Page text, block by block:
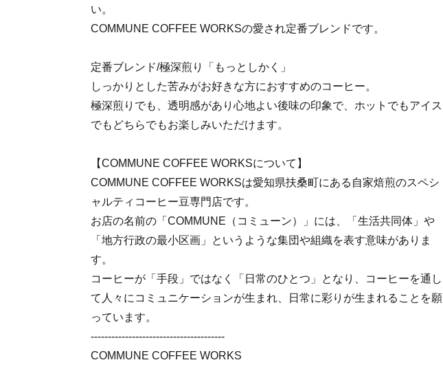
い。
COMMUNE COFFEE WORKSの愛され定番ブレンドです。
定番ブレンド/極深煎り「もっとしかく」
しっかりとした苦みがお好きな方におすすめのコーヒー。
極深煎りでも、透明感があり心地よい後味の印象で、ホットでもアイス
でもどちらでもお楽しみいただけます。
【COMMUNE COFFEE WORKSについて】
COMMUNE COFFEE WORKSは愛知県扶桑町にある自家焙煎のスペシ
ャルティコーヒー豆専門店です。
お店の名前の「COMMUNE（コミューン）」には、「生活共同体」や
「地方行政の最小区画」というような集団や組織を表す意味がありま
す。
コーヒーが「手段」ではなく「日常のひとつ」となり、コーヒーを通し
て人々にコミュニケーションが生まれ、日常に彩りが生まれることを願
っています。
---------------------------------------
COMMUNE COFFEE WORKS